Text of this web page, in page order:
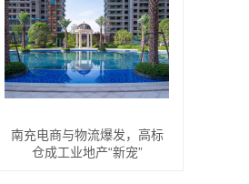
南充电商与物流爆发，高标
仓成工业地产“新宠”